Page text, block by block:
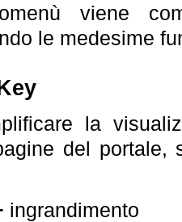
viene
le medesime
la
del portale,
ingrandimento